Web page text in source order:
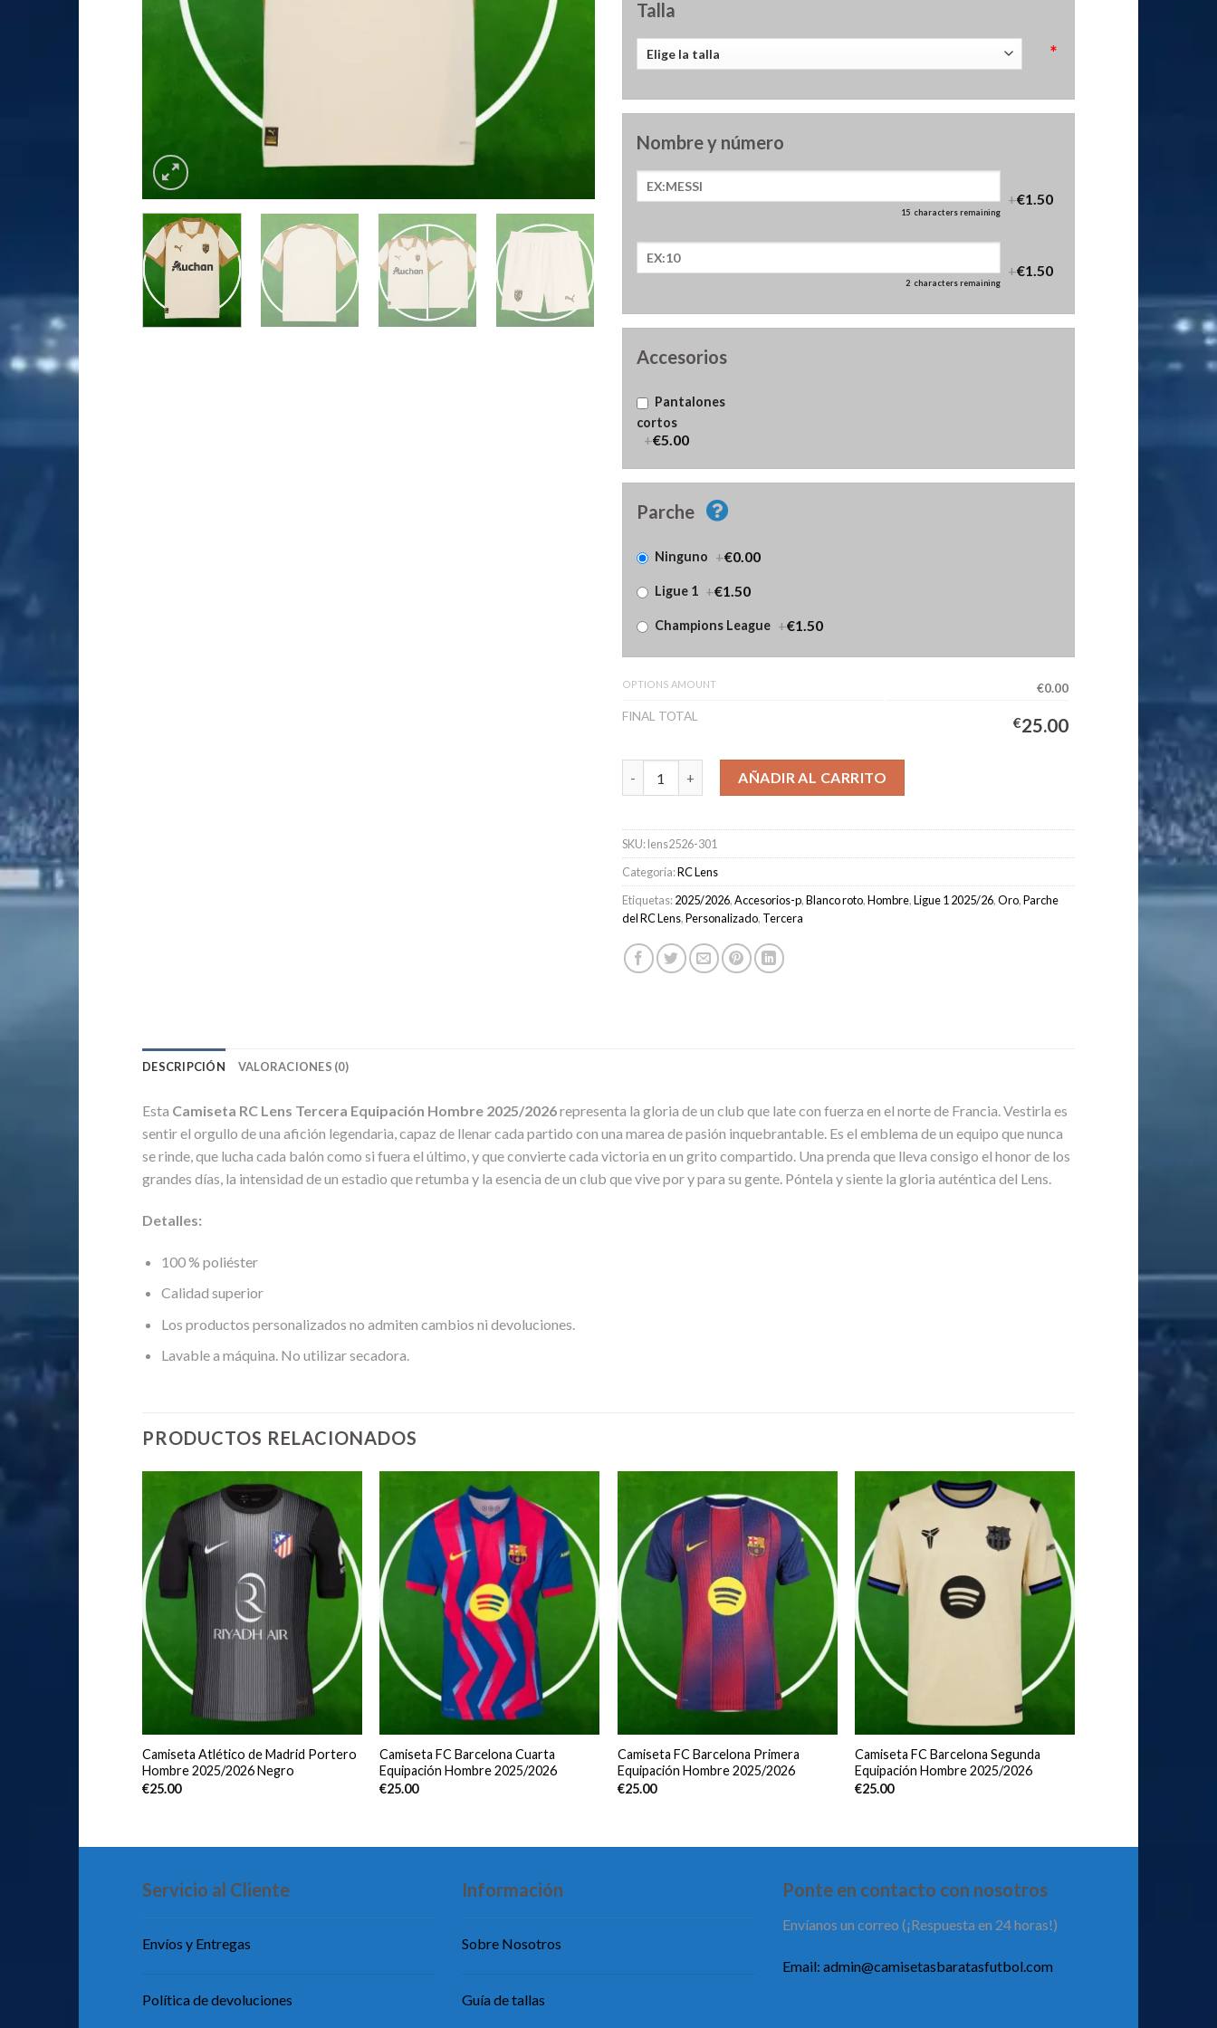
Talla
*
Nombre y número
15 characters remaining
+€1.50
2 characters remaining
+€1.50
Accesorios
Pantalones
cortos
+€5.00
Parche
Ninguno +€0.00
Ligue 1 +€1.50
Champions League +€1.50
OPTIONS AMOUNT
€0.00
FINAL TOTAL
€25.00
Camiseta RC Lens Tercera Equipación Hombre 2025/2026 cantidad
AÑADIR AL CARRITO
SKU:lens2526-301
Categoría:RC Lens
Etiquetas:2025/2026,Accesorios-p,Blanco roto,Hombre,Ligue 1 2025/26,Oro,Parche
del RC Lens,Personalizado, Tercera
DESCRIPCIÓN VALORACIONES (0)
Esta Camiseta RC Lens Tercera Equipación Hombre 2025/2026representa la gloria de un club que late con fuerza en el norte de Francia. Vestirla es
sentir el orgullo de una afición legendaria, capaz de llenar cada partido con una marea de pasión inquebrantable. Es el emblema de un equipo que nunca
se rinde, que lucha cada balón como si fuera el último, y que convierte cada victoria en un grito compartido. Una prenda que lleva consigo el honor de los
grandes días, la intensidad de un estadio que retumba y la esencia de un club que vive por y para su gente. Póntela y siente la gloria auténtica del Lens.
Detalles:
100 % poliéster
Calidad superior
Los productos personalizados no admiten cambios ni devoluciones.
Lavable a máquina. No utilizar secadora.
PRODUCTOS RELACIONADOS
Camiseta Atlético de Madrid Portero
Hombre 2025/2026 Negro
€25.00
Camiseta FC Barcelona Cuarta
Equipación Hombre 2025/2026
€25.00
Camiseta FC Barcelona Primera
Equipación Hombre 2025/2026
€25.00
Camiseta FC Barcelona Segunda
Equipación Hombre 2025/2026
€25.00
Servicio al Cliente
Envíos y Entregas
Política de devoluciones
Información
Sobre Nosotros
Guía de tallas
Ponte en contacto con nosotros
Envíanos un correo (¡Respuesta en 24 horas!)
Email: admin@camisetasbaratasfutbol.com